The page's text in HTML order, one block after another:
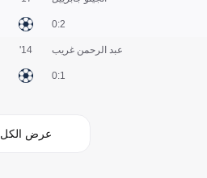
2:0
عبد الرحمن غريب
1:0
14'
عرض الكل